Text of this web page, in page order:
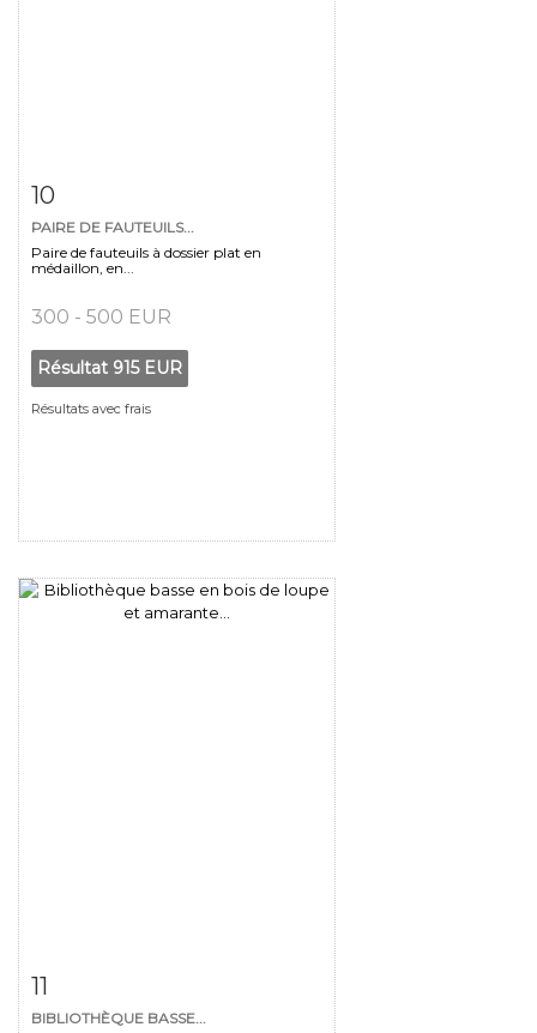
Fiche détaillée
10
PAIRE DE FAUTEUILS...
Paire de fauteuils à dossier plat en
médaillon, en...
300 - 500 EUR
Résultat 915 EUR
Résultats avec frais
Fiche détaillée
11
BIBLIOTHÈQUE BASSE...